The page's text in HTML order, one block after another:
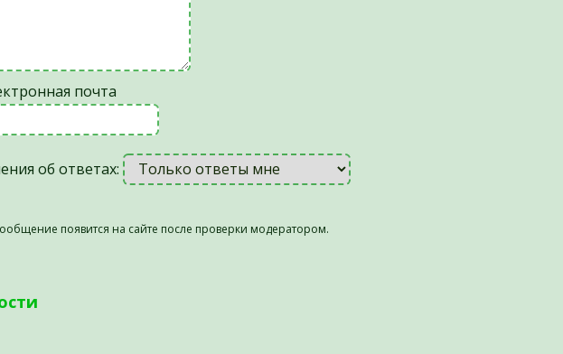
почта
об ответах:
появится на сайте после проверки модератором.